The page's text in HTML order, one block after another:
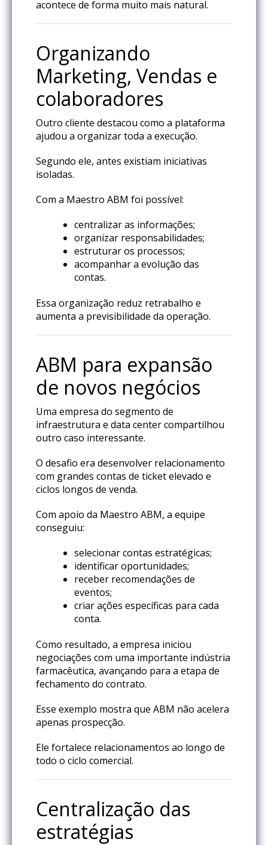
acontece de forma muito mais natural.
Organizando
Marketing, Vendas e
colaboradores
Outro cliente destacou como a plataforma
ajudou a organizar toda a execução.
Segundo ele, antes existiam iniciativas
isoladas.
Com a Maestro ABM foi possível:
centralizar as informações;
organizar responsabilidades;
estruturar os processos;
acompanhar a evolução das
contas.
Essa organização reduz retrabalho e
aumenta a previsibilidade da operação.
ABM para expansão
de novos negócios
Uma empresa do segmento de
infraestrutura e data center compartilhou
outro caso interessante.
O desafio era desenvolver relacionamento
com grandes contas de ticket elevado e
ciclos longos de venda.
Com apoio da Maestro ABM, a equipe
conseguiu:
selecionar contas estratégicas;
identificar oportunidades;
receber recomendações de
eventos;
criar ações específicas para cada
conta.
Como resultado, a empresa iniciou
negociações com uma importante indústria
farmacêutica, avançando para a etapa de
fechamento do contrato.
Esse exemplo mostra que ABM não acelera
apenas prospecção.
Ele fortalece relacionamentos ao longo de
todo o ciclo comercial.
Centralização das
estratégias